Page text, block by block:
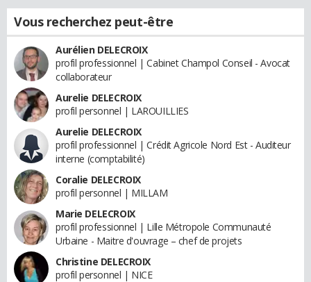
Vous recherchez peut-être
Aurélien DELECROIX
profil professionnel | Cabinet Champol Conseil - Avocat
collaborateur
Aurelie DELECROIX
profil personnel | LAROUILLIES
Aurelie DELECROIX
profil professionnel | Crédit Agricole Nord Est - Auditeur
interne (comptabilité)
Coralie DELECROIX
profil personnel | MILLAM
Marie DELECROIX
profil professionnel | Lille Métropole Communauté
Urbaine - Maitre d'ouvrage – chef de projets
Christine DELECROIX
profil personnel | NICE